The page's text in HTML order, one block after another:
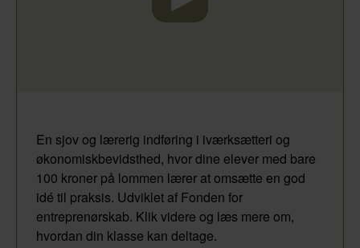
En sjov og lærerig indføring i iværksætteri og
økonomiskbevidsthed, hvor dine elever med bare
100 kroner på lommen lærer at omsætte en god
idé til praksis. Udviklet af Fonden for
entreprenørskab. Klik videre og læs mere om,
hvordan din klasse kan deltage.